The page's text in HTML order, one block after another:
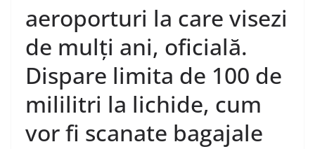
aeroporturi la care visezi
de mulți ani, oficială.
Dispare limita de 100 de
mililitri la lichide, cum
vor fi scanate bagajale